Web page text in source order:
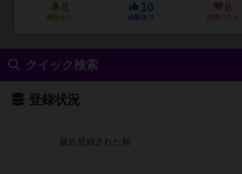
8
興味あり
10
経験あり
6
お気に入り
クイック検索
登録状況
最近登録された順